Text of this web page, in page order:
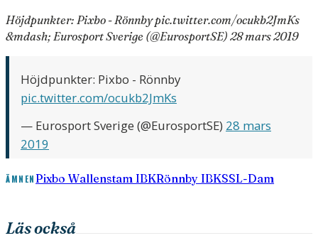
Höjdpunkter: Pixbo - Rönnby pic.twitter.com/ocukb2JmKs
&mdash; Eurosport Sverige (@EurosportSE) 28 mars 2019
Höjdpunkter: Pixbo - Rönnby
pic.twitter.com/ocukb2JmKs
— Eurosport Sverige (@EurosportSE) 28 mars
2019
ÄMNENPixbo Wallenstam IBKRönnby IBKSSL-Dam
Läs också